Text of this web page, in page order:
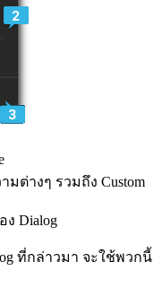
มต่างๆ รวมถึง Custom
ง Dialog
ที่กล่าวมา จะใช้พวกนี้